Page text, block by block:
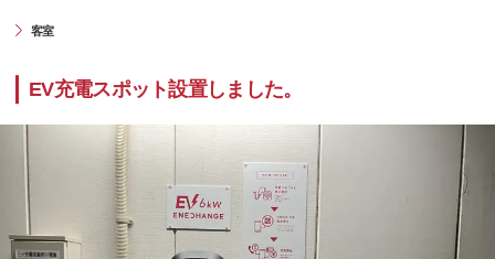
客室
EV充電スポット設置しました。